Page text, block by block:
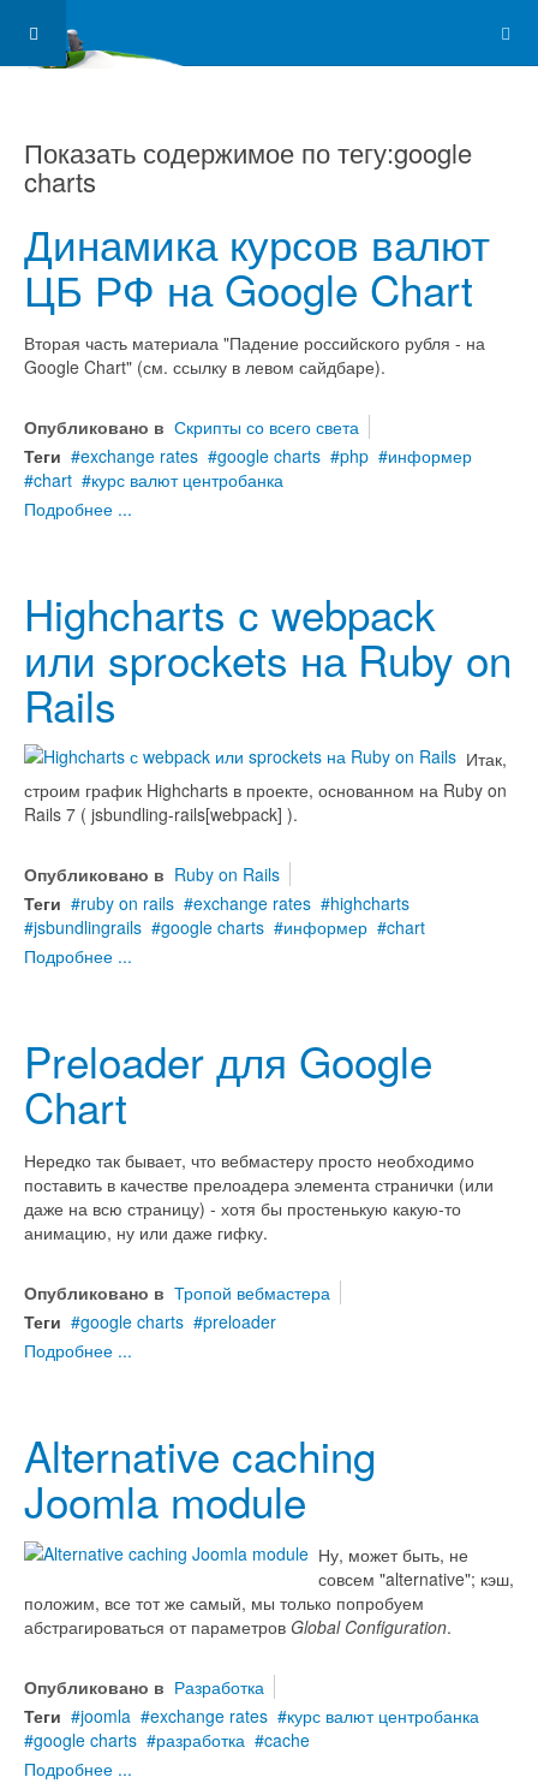
Показать содержимое по тегу:google
charts
Динамика курсов валют
ЦБ РФ на Google Chart
Вторая часть материала "Падение российского рубля - на
Google Chart" (см. ссылку в левом сайдбаре).
Опубликовано в Скрипты со всего света
Теги
exchange rates google charts php
информер
chart
курс валют центробанка
Подробнее ...
Highcharts с webpack
или sprockets на Ruby on
Rails
Итак,
строим график Highcharts в проекте, основанном на Ruby on
Rails 7 ( jsbundling-rails[webpack] ).
Опубликовано в Ruby on Rails
Теги
ruby on rails exchange rates
highcharts
jsbundlingrails
google charts информер
chart
Подробнее ...
Preloader для Google
Chart
Нередко так бывает, что вебмастеру просто необходимо
поставить в качестве прелоадера элемента странички (или
даже на всю страницу) - хотя бы простенькую какую-то
анимацию, ну или даже гифку.
Опубликовано в Тропой вебмастера
Теги
google charts
preloader
Подробнее ...
Alternative caching
Joomla module
Ну, может быть, не
совсем "alternative"; кэш,
положим, все тот же самый, мы только попробуем
абстрагироваться от параметров Global Configuration.
Опубликовано в Разработка
Теги
joomla exchange rates
курс валют центробанка
google charts
разработка
cache
Подробнее ...